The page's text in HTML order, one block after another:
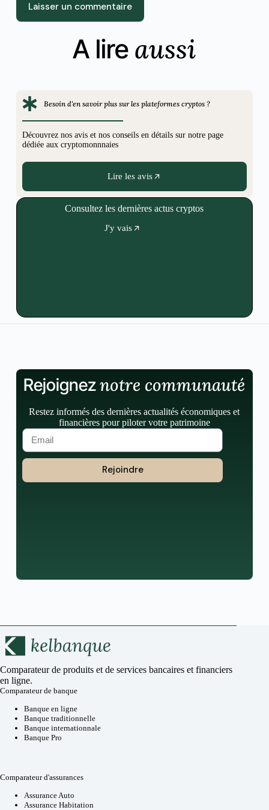
Laisser un commentaire
A lire aussi
Besoin d'en savoir plus sur les plateformes cryptos ?
Découvrez nos avis et nos conseils en détails sur notre page
dédiée aux cryptomonnnaies
Lire les avis
Consultez les dernières actus cryptos
J'y vais
Rejoigneznotre communauté
Restez informés des dernières actualités économiques et
financières pour piloter votre patrimoine
Rejoindre
Comparateur de produits et de services bancaires et financiers
en ligne.
Comparateur de banque
Banque en ligne
Banque traditionnelle
Banque internationnale
Banque Pro
Comparateur d'assurances
Assurance Auto
Assurance Habitation